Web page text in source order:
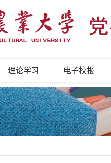
理论学习 电子校报